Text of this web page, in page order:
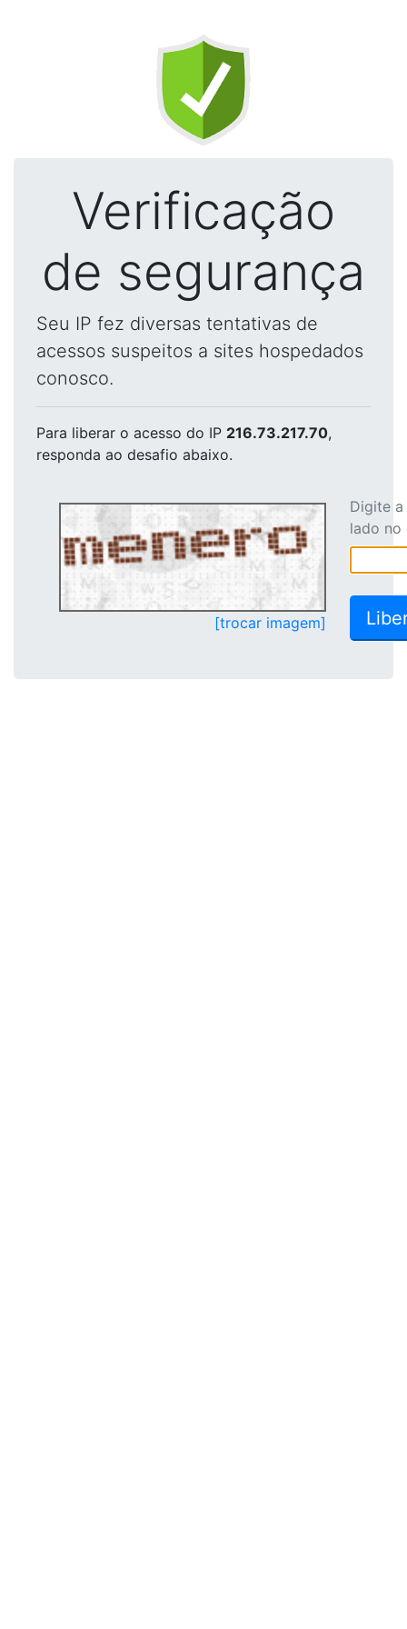
Verificação
de segurança
Seu IP fez diversas tentativas de
acessos suspeitos a sites hospedados
conosco.
Para liberar o acesso do IP 216.73.217.70,
responda ao desafio abaixo.
[trocar imagem]
Digite
lado no